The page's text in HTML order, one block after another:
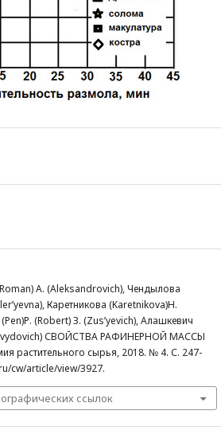
А. (Aleksandrovich), Чендылова
Каретникова (Karetnikova)Н.
(Robert) З. (Zus’yevich), Алашкевич
СВОЙСТВА РАФИНЕРНОЙ МАССЫ
растительного сырья, 2018. № 4. С. 247-
cw/article/view/3927.
ссылок